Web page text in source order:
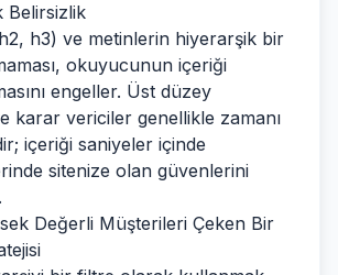
Belirsizlik
h3) ve metinlerin hiyerarşik bir
okuyucunun içeriği
engeller. Üst düzey
karar vericiler genellikle zamanı
içeriği saniyeler içinde
sitenize olan güvenlerini
Değerli Müşterileri Çeken Bir